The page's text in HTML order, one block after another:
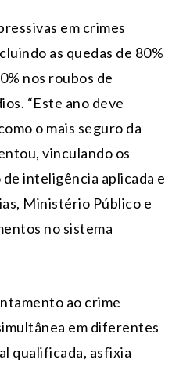
em crimes
as quedas de 80%
nos roubos de
“Este ano deve
o mais seguro da
vinculando os
de inteligência aplicada e
Ministério Público e
no sistema
ao crime
em diferentes
qualificada, asfixia